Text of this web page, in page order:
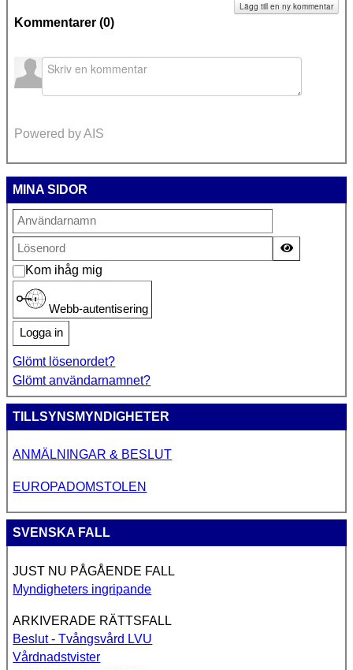
Kommentarer (0)
Lägg till en ny kommentar
Powered by AIS
MINA SIDOR
Kom ihåg mig
Webb-autentisering
Logga in
Glömt lösenordet?
Glömt användarnamnet?
TILLSYNSMYNDIGHETER
ANMÄLNINGAR & BESLUT
EUROPADOMSTOLEN
SVENSKA FALL
JUST NU PÅGÅENDE FALL
Myndigheters ingripande
ARKIVERADE RÄTTSFALL
Beslut - Tvångsvård LVU
Vårdnadstvister